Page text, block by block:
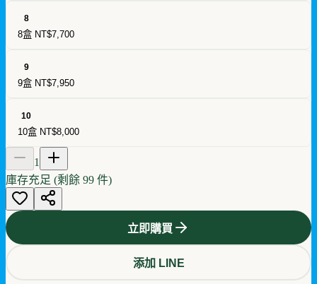
8
8盒 NT$7,700
9
9盒 NT$7,950
10
10盒 NT$8,000
1
庫存充足 (剩餘 99 件)
立即購買
添加 LINE